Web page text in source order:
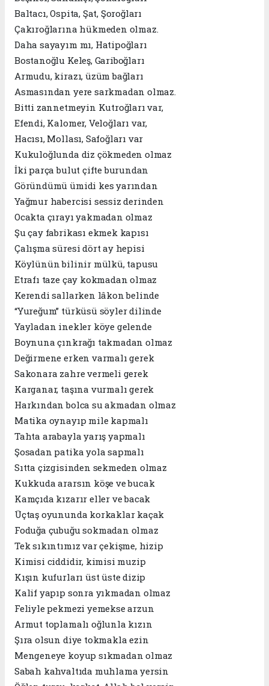
Baltacı, Ospita, Şat, Şoroğları
Çakıroğlarına hükmeden olmaz.
Daha sayayım mı, Hatipoğları
Bostanoğlu Keleş, Gariboğları
Armudu, kirazı, üzüm bağları
Asmasından yere sarkmadan olmaz.
Bitti zannetmeyin Kutroğları var,
Efendi, Kalomer, Veloğları var,
Hacısı, Mollası, Safoğları var
Kukuloğlunda diz çökmeden olmaz
İki parça bulut çifte burundan
Göründümü ümidi kes yarından
Yağmur habercisi sessiz derinden
Ocakta çırayı yakmadan olmaz
Şu çay fabrikası ekmek kapısı
Çalışma süresi dört ay hepisi
Köylünün bilinir mülkü, tapusu
Etrafı taze çay kokmadan olmaz
Kerendi sallarken lâkon belinde
“Yureğum” türküsü söyler dilinde
Yayladan inekler köye gelende
Boynuna çınkrağı takmadan olmaz
Değirmene erken varmalı gerek
Sakonara zahre vermeli gerek
Karganar, taşına vurmalı gerek
Harkından bolca su akmadan olmaz
Matika oynayıp mile kapmalı
Tahta arabayla yarış yapmalı
Şosadan patika yola sapmalı
Sıtta çizgisinden sekmeden olmaz
Kukkuda ararsın köşe ve bucak
Kamçıda kızarır eller ve bacak
Üçtaş oyununda korkaklar kaçak
Foduğa çubuğu sokmadan olmaz
Tek sıkıntımız var çekişme, hizip
Kimisi ciddidir, kimisi muzip
Kışın kufurları üst üste dizip
Kalif yapıp sonra yıkmadan olmaz
Feliyle pekmezi yemekse arzun
Armut toplamalı oğlunla kızın
Şıra olsun diye tokmakla ezin
Mengeneye koyup sıkmadan olmaz
Sabah kahvaltıda muhlama yersin